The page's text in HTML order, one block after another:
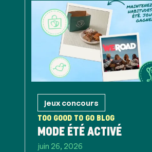
Jeux concours
TOO GOOD TO GO BLOG
MODE ÉTÉ ACTIVÉ
juin 26, 2026